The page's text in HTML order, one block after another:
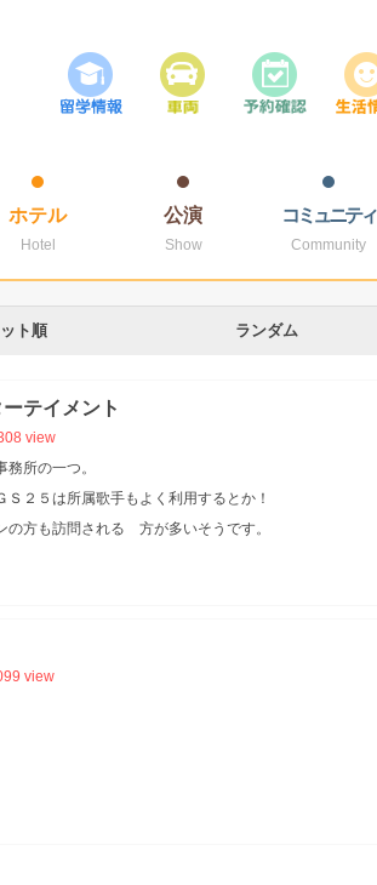
ホテル
Hotel
公演
Show
コミュニティ
Community
ト順 ランダム
テイメント
view
務所の一つ。
Ｓ２５は所属歌手もよく利用するとか！
の方も訪問される 方が多いそうです。
view